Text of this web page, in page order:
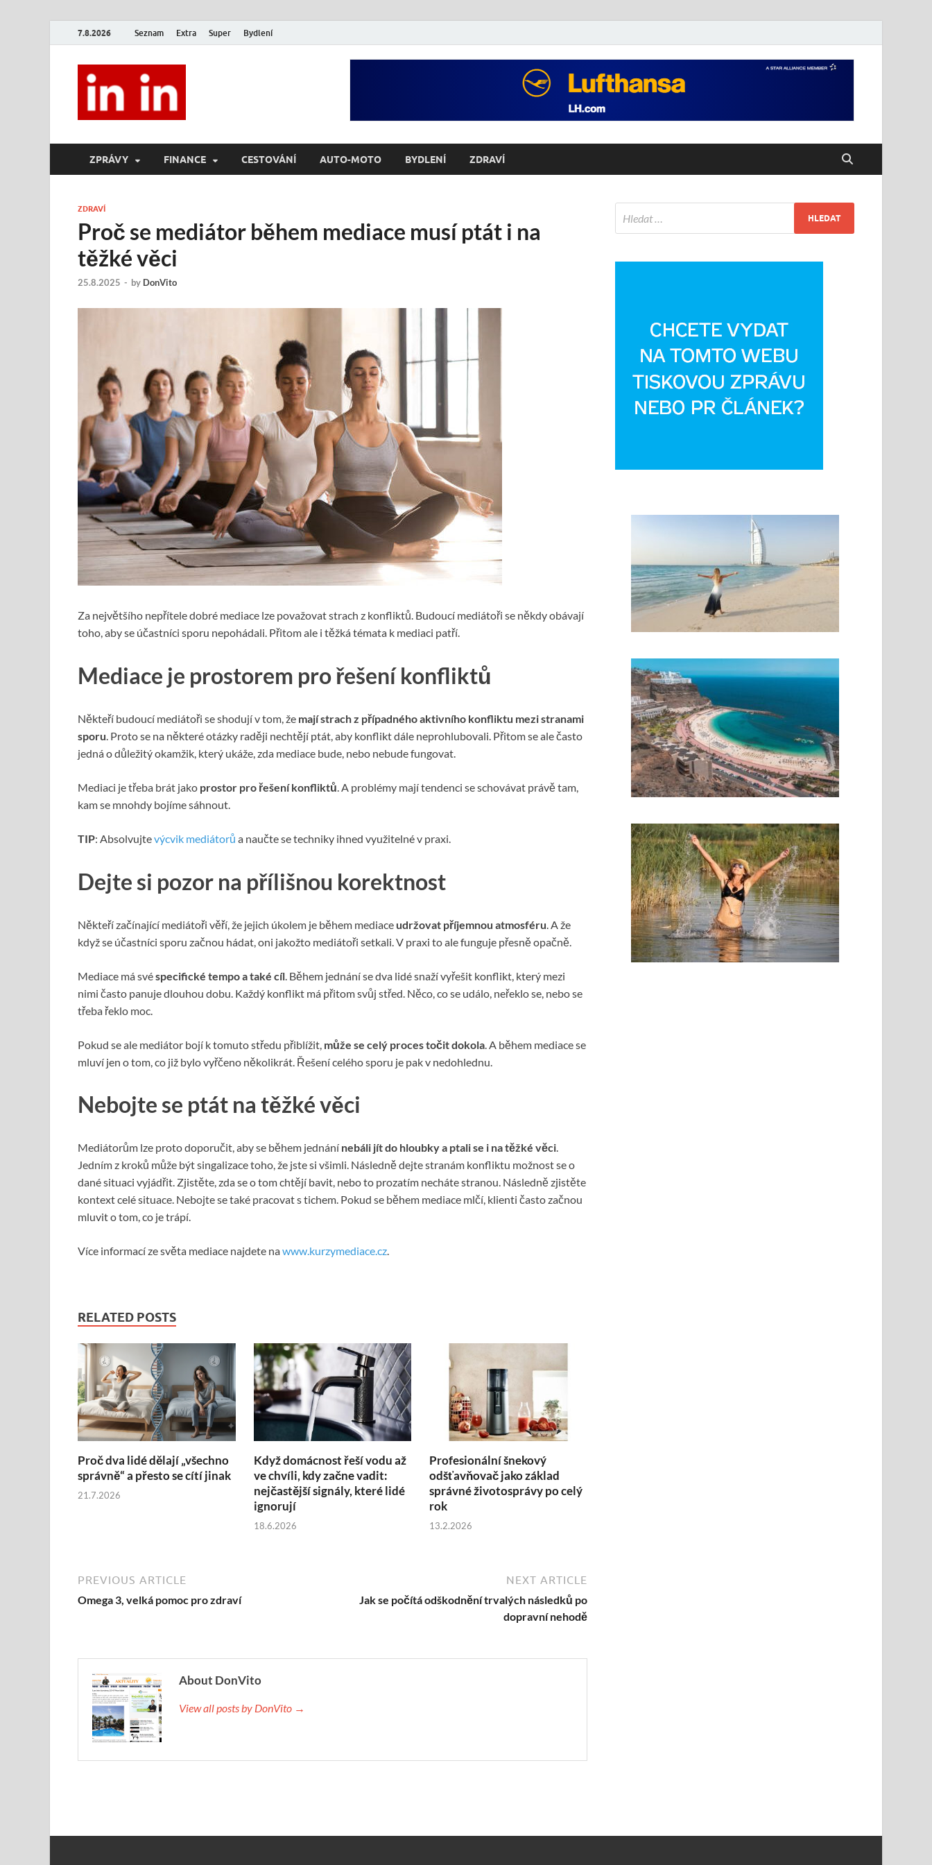
7.8.2026 Seznam Extra Super Bydlení
ZPRÁVY FINANCE CESTOVÁNÍ AUTO-MOTO BYDLENÍ ZDRAVÍ
ZDRAVÍ
Proč se mediátor během mediace musí ptát i na
těžké věci
25.8.2025 - by DonVito
Za největšího nepřítele dobré mediace lze považovat strach z konfliktů. Budoucí mediátoři se někdy obávají
toho, aby se účastníci sporu nepohádali. Přitom ale i těžká témata k mediaci patří.
Mediace je prostorem pro řešení konfliktů
Někteří budoucí mediátoři se shodují v tom, že mají strach z případného aktivního konfliktu mezi stranami
sporu. Proto se na některé otázky raději nechtějí ptát, aby konflikt dále neprohlubovali. Přitom se ale často
jedná o důležitý okamžik, který ukáže, zda mediace bude, nebo nebude fungovat.
Mediaci je třeba brát jako prostor pro řešení konfliktů. A problémy mají tendenci se schovávat právě tam,
kam se mnohdy bojíme sáhnout.
TIP: Absolvujtevýcvik mediátorů a naučte se techniky ihned využitelné v praxi.
Dejte si pozor na přílišnou korektnost
Někteří začínající mediátoři věří, že jejich úkolem je během mediace udržovat příjemnou atmosféru . A že
když se účastníci sporu začnou hádat, oni jakožto mediátoři setkali. V praxi to ale funguje přesně opačně.
Mediace má svéspecifické tempo a také cíl . Během jednání se dva lidé snaží vyřešit konflikt, který mezi
nimi často panuje dlouhou dobu. Každý konflikt má přitom svůj střed. Něco, co se událo, neřeklo se, nebo se
třeba řeklo moc.
Pokud se ale mediátor bojí k tomuto středu přiblížit, může se celý proces točit dokola . A během mediace se
mluví jen o tom, co již bylo vyřčeno několikrát. Řešení celého sporu je pak v nedohlednu.
Nebojte se ptát na těžké věci
Mediátorům lze proto doporučit, aby se během jednání nebáli jít do hloubky a ptali se i na těžké věci.
Jedním z kroků může být singalizace toho, že jste si všimli. Následně dejte stranám konfliktu možnost se o
dané situaci vyjádřit. Zjistěte, zda se o tom chtějí bavit, nebo to prozatím necháte stranou. Následně zjistěte
kontext celé situace. Nebojte se také pracovat s tichem. Pokud se během mediace mlčí, klienti často začnou
mluvit o tom, co je trápí.
Více informací ze světa mediace najdete nawww.kurzymediace.cz.
RELATED POSTS
Proč dva lidé dělají „všechno
správně“ a přesto se cítí jinak
21.7.2026
Když domácnost řeší vodu až
ve chvíli, kdy začne vadit:
nejčastější signály, které lidé
ignorují
18.6.2026
Profesionální šnekový
odšťavňovač jako základ
správné životosprávy po celý
rok
13.2.2026
PREVIOUS ARTICLE
Omega 3, velká pomoc pro zdraví
NEXT ARTICLE
Jak se počítá odškodnění trvalých následků po
dopravní nehodě
About DonVito
View all posts by DonVito →